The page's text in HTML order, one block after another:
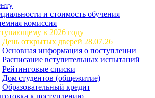
и стоимость обучения
комиссия
в 2026 году
День открытых дверей 28.07.26
Основная информация о поступлении
Расписание вступительных испытаний
Рейтинговые списки
Дом студентов (общежитие)
Образовательный кредит
к поступлению